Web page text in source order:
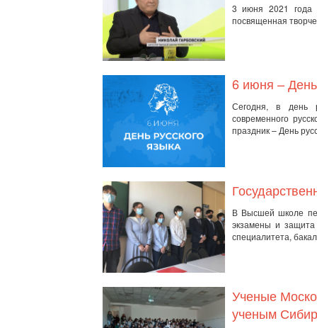
3 июня 2021 года
посвященная
6 июня – День
Сегодня, в день
современного
праздник – День
В Высшей школе
экзамены и защита
специалитета,
Ученые
ученым